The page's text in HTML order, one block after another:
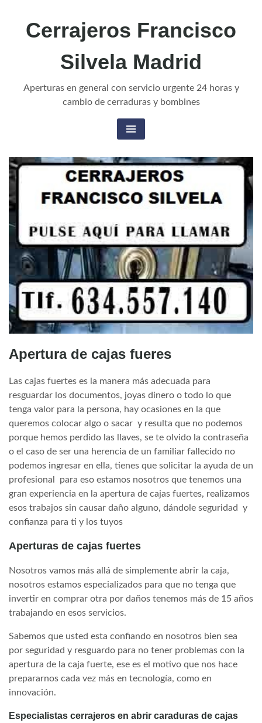
Cerrajeros Francisco
Silvela Madrid
Aperturas en general con servicio urgente 24 horas y
cambio de cerraduras y bombines
Apertura de cajas fueres
Las cajas fuertes es la manera más adecuada para
resguardar los documentos, joyas dinero o todo lo que
tenga valor para la persona, hay ocasiones en la que
queremos colocar algo o sacar y resulta que no podemos
porque hemos perdido las llaves, se te olvido la contraseña
o el caso de ser una herencia de un familiar fallecido no
podemos ingresar en ella, tienes que solicitar la ayuda de un
profesional para eso estamos nosotros que tenemos una
gran experiencia en la apertura de cajas fuertes, realizamos
esos trabajos sin causar daño alguno, dándole seguridad y
confianza para ti y los tuyos
Aperturas de cajas fuertes
Nosotros vamos más allá de simplemente abrir la caja,
nosotros estamos especializados para que no tenga que
invertir en comprar otra por daños tenemos más de 15 años
trabajando en esos servicios.
Sabemos que usted esta confiando en nosotros bien sea
por seguridad y resguardo para no tener problemas con la
apertura de la caja fuerte, ese es el motivo que nos hace
prepararnos cada vez más en tecnología, como en
innovación.
Especialistas cerrajeros en abrir caraduras de cajas